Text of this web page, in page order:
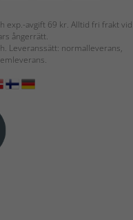
exp.-avgift 69 kr. Alltid fri frakt vid
ångerrätt.
Leveranssätt: normalleverans,